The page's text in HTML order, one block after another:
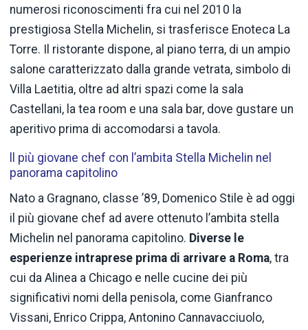
numerosi riconoscimenti fra cui nel 2010 la
prestigiosa Stella Michelin, si trasferisce Enoteca La
Torre. Il ristorante dispone, al piano terra, di un ampio
salone caratterizzato dalla grande vetrata, simbolo di
Villa Laetitia, oltre ad altri spazi come la sala
Castellani, la tea room e una sala bar, dove gustare un
aperitivo prima di accomodarsi a tavola.
ll più giovane chef con l’ambita Stella Michelin nel
panorama capitolino
Nato a Gragnano, classe ’89, Domenico Stile è ad oggi
il più giovane chef ad avere ottenuto l’ambita stella
Michelin nel panorama capitolino. Diverse le
esperienze intraprese prima di arrivare a Roma, tra
cui da Alinea a Chicago e nelle cucine dei più
significativi nomi della penisola, come Gianfranco
Vissani, Enrico Crippa, Antonino Cannavacciuolo,